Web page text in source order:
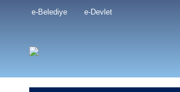
e-Belediye e-Devlet